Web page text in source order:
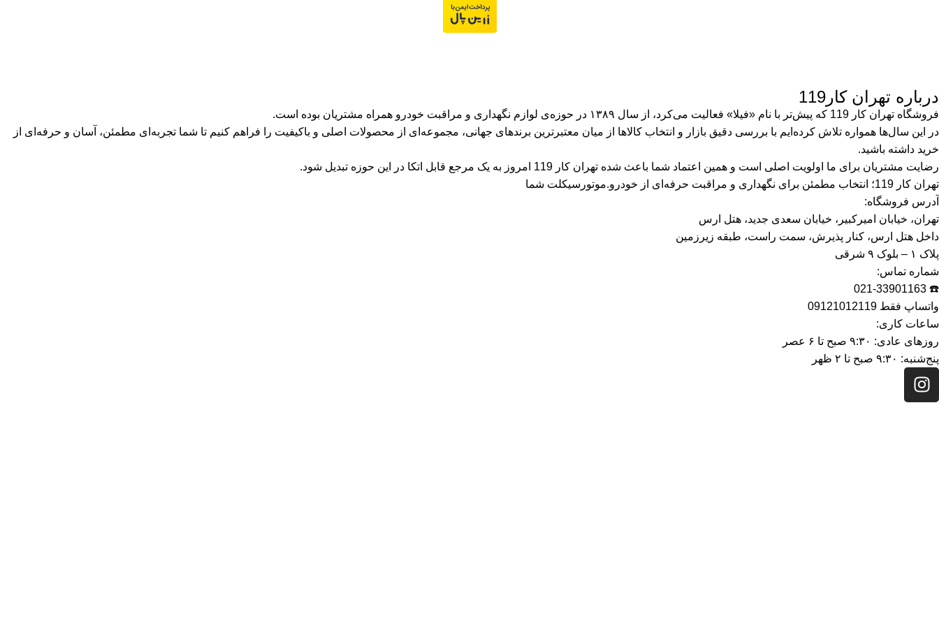
درباره تهران کار119
فروشگاه تهران کار 119 که پیش‌تر با نام «فیلا» فعالیت می‌کرد، از سال ۱۳۸۹ در حوزه‌ی لوازم نگهداری و مراقبت خودرو همراه مشتریان بوده است.
در این سال‌ها همواره تلاش کرده‌ایم با بررسی دقیق بازار و انتخاب کالاها از میان معتبرترین برندهای جهانی، مجموعه‌ای از محصولات اصلی و باکیفیت را فراهم کنیم تا شما تجربه‌ای مطمئن، آسان و حرفه‌ای از
خرید داشته باشید.
رضایت مشتریان برای ما اولویت اصلی است و همین اعتماد شما باعث شده تهران کار 119 امروز به یک مرجع قابل اتکا در این حوزه تبدیل شود.
تهران کار 119؛ انتخاب مطمئن برای نگهداری و مراقبت حرفه‌ای از خودرو.موتورسیکلت شما
آدرس فروشگاه:
تهران، خیابان امیرکبیر، خیابان سعدی جدید، هتل ارس
داخل هتل ارس، کنار پذیرش، سمت راست، طبقه زیرزمین
پلاک ۱ – بلوک ۹ شرقی
شماره تماس:
☎️ 021-33901163
واتساپ فقط 09121012119
ساعات کاری:
روزهای عادی: ۹:۳۰ صبح تا ۶ عصر
پنج‌شنبه: ۹:۳۰ صبح تا ۲ ظهر